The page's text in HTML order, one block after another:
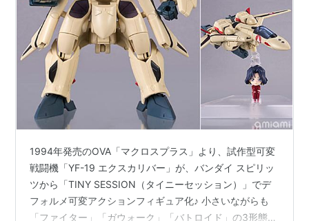
1994年発売のOVA「マクロスプラス」より、試作型可変
戦闘機「YF-19 エクスカリバー」が、バンダイ スピリッ
ツから「TINY SESSION（タイニーセッション）」でデ
フォルメ可変アクションフィギュア化♪ 小さいながらも
「ファイター」「ガウォーク」「バトロイド」の3形態に